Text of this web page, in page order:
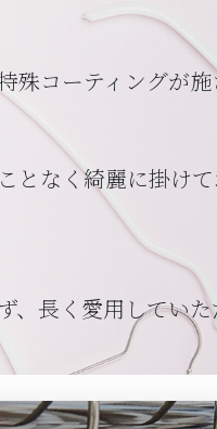
殊コーティングが
なく綺麗に掛けて
長く愛用していた